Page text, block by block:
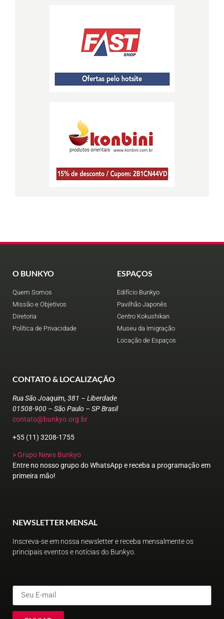
O BUNKYO
Quem Somos
Missão e Objetivos
Diretoria
Política de Privacidade
ESPAÇOS
Edifício Bunkyo
Pavilhão Japonês
Centro Kokushikan
Museu da Imigração
Locação de Espaços
CONTATO & LOCALIZAÇÃO
Rua São Joaquim, 381 – Liberdade
01508-900 – São Paulo – SP Brasil
contato@bunkyo.org.br
+55 (11) 3208-1755
> Grupo News Bunkyo
Entre no nosso grupo do WhatsApp e receba a programação em
primeira mão!
NEWSLETTER MENSAL
Inscreva-se em nossa newsletter e receba mensalmente os
principais eventos e notícias do Bunkyo.